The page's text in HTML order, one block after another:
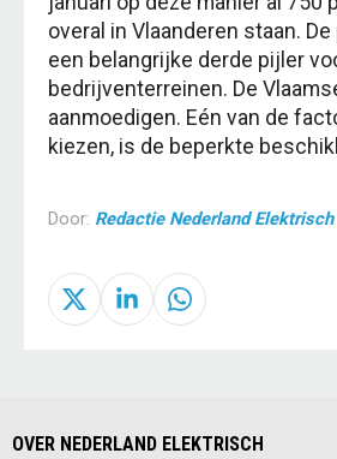
overal in Vlaanderen staan.
een belangrijke derde pijler
bedrijventerreinen. De
aanmoedigen. Eén van de
kiezen, is de beperkte
Door: Redactie Nederland Elektrisch
OVER NEDERLAND ELEKTRISCH